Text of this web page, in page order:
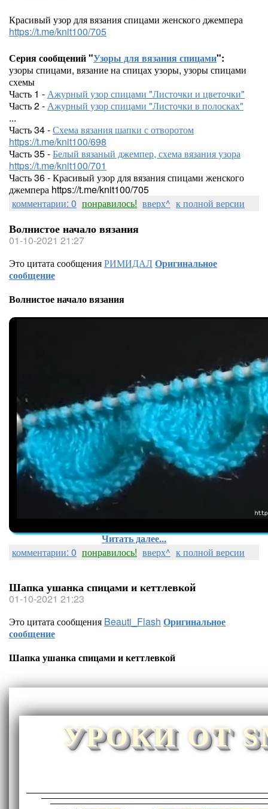
Красивый узор для вязания спицами женского джемпера
https://t.me/knit100/705
Серия сообщений "Узоры для вязания спицами":
узоры спицами, вязание на спицах узоры, узоры спицами
схемы
Часть 1 -Ажурный узор спицами "Листочки и цветочки"
Часть 2 -Ажурный узор спицами "Листочки в полосках"
...
Часть 34 -Схема вязания шапки с отворотом
https://t.me/knit100/698
Часть 35 -Белый вязаный джемпер, схема вязания узора
https://t.me/knit100/701
Часть 36 - Красивый узор для вязания спицами женского
джемпера https://t.me/knit100/705
комментарии: 0 понравилось! вверх^ к полной версии
Волнистое начало вязания
01-10-2021 21:27
Это цитата сообщенияРИМИДАЛОригинальное
сообщение
Волнистое начало вязания
Читать далее...
комментарии: 0 понравилось! вверх^ к полной версии
Шапка ушанка спицами и кеттлевкой
01-10-2021 21:23
Это цитата сообщения Beauti_Flash Оригинальное
сообщение
Шапка ушанка спицами и кеттлевкой
УРОКИ ОТ